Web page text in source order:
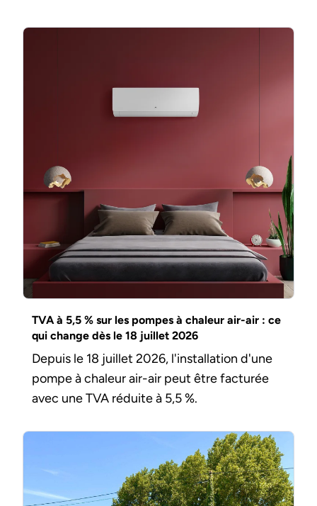
TVA à 5,5 % sur les pompes à chaleur air-air : ce
qui change dès le 18 juillet 2026
Depuis le 18 juillet 2026, l'installation d'une
pompe à chaleur air-air peut être facturée
avec une TVA réduite à 5,5 %.